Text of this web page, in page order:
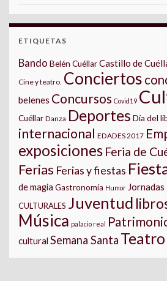
ETIQUETAS
Bando Belén CuéllarCastillo de
Cine y teatro. Conciertos
belenes Concursos Covid19
Cuéllar Danza Deportes Día del
internacional EDADES 2017
exposiciones Feria de
Ferias Ferias y fiestas
de magia Gastronomía Humor Jornadas
CULTURALES Juventud
Música palacio real
cultural Semana Santa Teatro